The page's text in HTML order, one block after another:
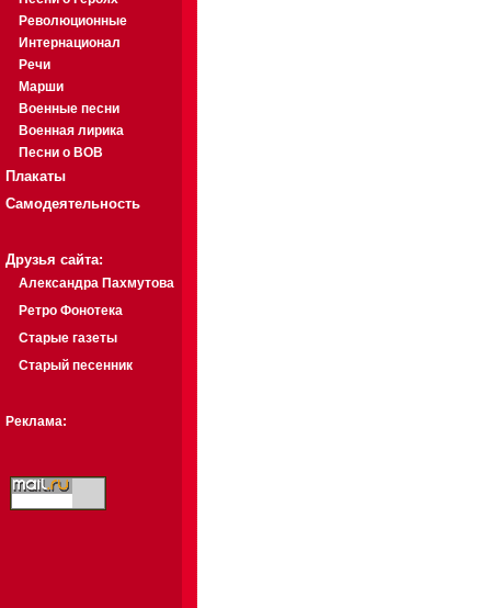
Революционные
Интернационал
Речи
Марши
Военные песни
Военная лирика
Песни о ВОВ
Плакаты
Самодеятельность
Друзья сайта:
Александра Пахмутова
Ретро Фонотека
Старые газеты
Старый песенник
Реклама: